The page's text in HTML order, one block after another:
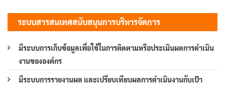
ระบบสารสนเทศสนับสนุนการบริหารจัดการ
มีระบบการเก็บข้อมูลเพื่อใช้ในการติดตามหรือประเมินผลการดำเนิน
งานขององค์กร
มีระบบการรายงานผล และเปรียบเทียบผลการดำเนินงานกับเป้า